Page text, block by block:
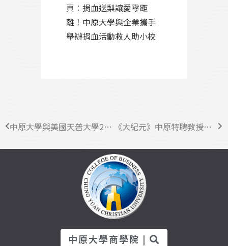
頁： 捐血送梨讓愛零距
離！中原大學與企業攜手
舉辦捐血活動救人助小校
中原大學與美國天普大學2+2商學雙學位學程 培養全球型專業人才 《大紀元》中原特聘教授吳肇銘落實愛 師生海外志工服務
中原大學商學院 |